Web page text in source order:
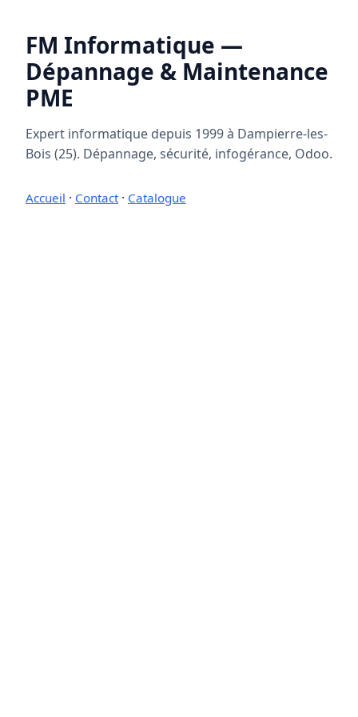
FM Informatique —
Dépannage & Maintenance
PME
Expert informatique depuis 1999 à Dampierre-les-
Bois (25). Dépannage, sécurité, infogérance, Odoo.
Accueil · Contact· Catalogue